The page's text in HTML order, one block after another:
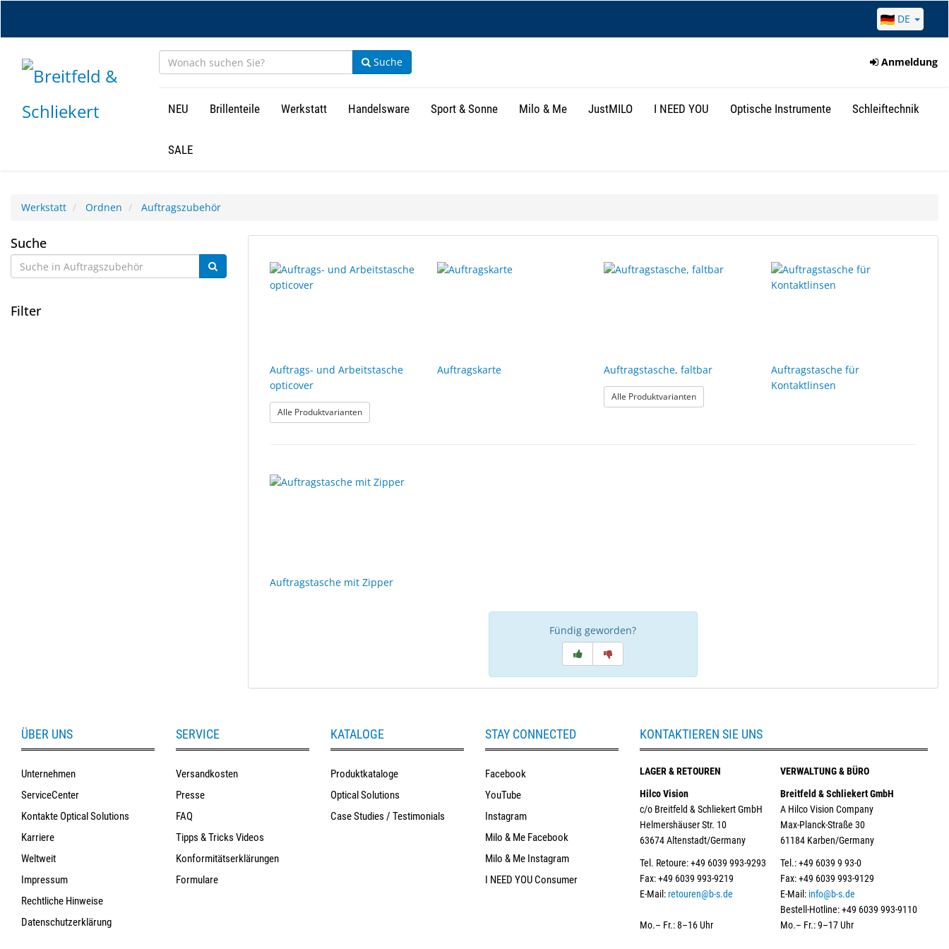
DE
Suche Anmeldung
NEU Brillenteile Werkstatt Handelsware Sport & Sonne Milo & Me JustMILO I NEED YOU Optische Instrumente Schleiftechnik
SALE
Werkstatt Ordnen Auftragszubehör
Auftragszubehör
Suche
Filter
Ergebnisse
gefunden.
gerendert.
Auftrags- und Arbeitstasche
opticover
Alle Produktvarianten: Auftrags- und Arbeitstasche opticover
Auftragskarte Auftragstasche, faltbar
Alle Produktvarianten: Auftragstasche, faltbar
Auftragstasche für
Kontaktlinsen
Auftragstasche mit Zipper
Fündig geworden?
ÜBER UNS
Unternehmen
ServiceCenter
Kontakte Optical Solutions
Karriere
Weltweit
Impressum
Rechtliche Hinweise
Datenschutzerklärung
SERVICE
Versandkosten
Presse
FAQ
Tipps & Tricks Videos
Konformitätserklärungen
Formulare
KATALOGE
Produktkataloge
Optical Solutions
Case Studies / Testimonials
STAY CONNECTED
Facebook
YouTube
Instagram
Milo & Me Facebook
Milo & Me Instagram
I NEED YOU Consumer
KONTAKTIEREN SIE UNS
LAGER & RETOUREN
Hilco Vision
c/o Breitfeld & Schliekert GmbH
Helmershäuser Str. 10
63674 Altenstadt/Germany
Tel. Retoure: +49 6039 993-9293
Fax: +49 6039 993-9219
E-Mail:retouren@b-s.de
Mo.– Fr.: 8–16 Uhr
VERWALTUNG & BÜRO
Breitfeld & Schliekert GmbH
A Hilco Vision Company
Max-Planck-Straße 30
61184 Karben/Germany
Tel.: +49 6039 9 93-0
Fax: +49 6039 993-9129
E-Mail: info@b-s.de
Bestell-Hotline: +49 6039 993-9110
Mo.– Fr.: 9–17 Uhr